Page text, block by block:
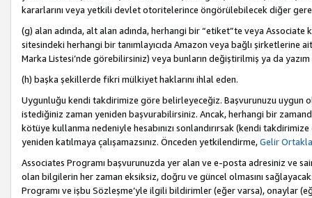
kararlarını veya yetkili devlet otoritelerince öngörülebilecek diğer
(g) alan adında, alt alan adında, herhangi bir “etiket”te veya
sitesindeki herhangi bir tanımlayıcıda Amazon veya bağlı şirketlerine
Marka Listesi’nde görebilirsiniz) veya bunların değiştirilmiş ya da
(h) başka şekillerde fikri mülkiyet haklarını ihlal eden.
Uygunluğu kendi takdirimize göre belirleyeceğiz. Başvurunuzu uygun
istediğiniz zaman yeniden başvurabilirsiniz. Ancak, herhangi bir
kötüye kullanma nedeniyle hesabınızı sonlandırırsak (kendi
yeniden katılmaya çalışamazsınız. Önceden yetkilendirme,Gelir
Associates Programı başvurunuzda yer alan ve e-posta adresiniz ve
olan bilgilerin her zaman eksiksiz, doğru ve güncel olmasını
Programı ve işbu Sözleşme’yle ilgili bildirimler (eğer varsa), onaylar